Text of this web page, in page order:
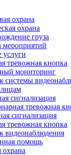
охрана
охрана
груза
мероприятий
услуги
тревожная кнопка
мониторинг
системы
сигнализация
тревожная
сигнализация
тревожная кнопка
видеонаблюдения
помощь